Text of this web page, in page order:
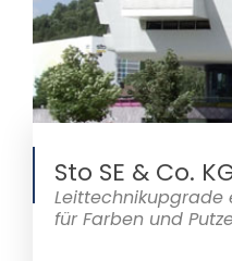
Sto SE & Co.
Leittechnikupgrade
für Farben und